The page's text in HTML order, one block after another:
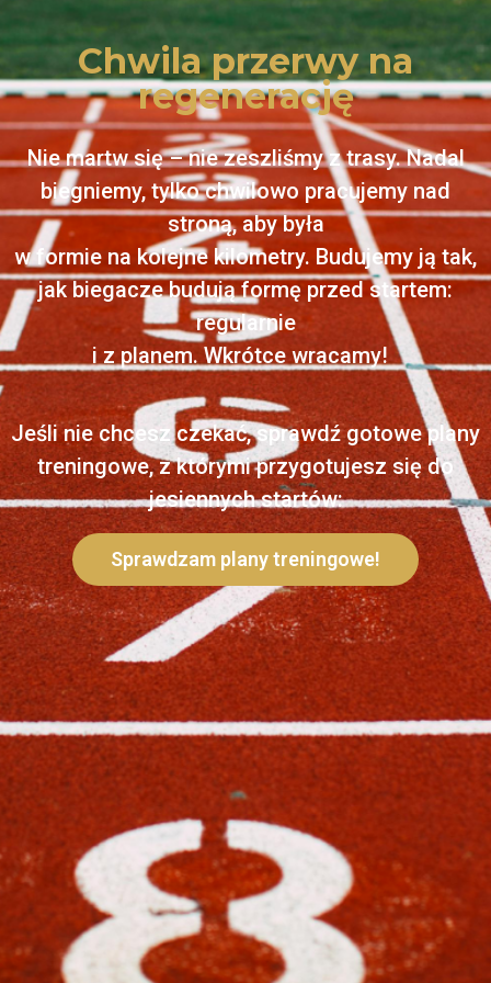
Chwila przerwy na
regenerację
Nie martw się – nie zeszliśmy z trasy. Nadal
biegniemy, tylko chwilowo pracujemy nad
stroną, aby była
w formie na kolejne kilometry. Budujemy ją tak,
jak biegacze budują formę przed startem:
regularnie
i z planem. Wkrótce wracamy!
Jeśli nie chcesz czekać, sprawdź gotowe plany
treningowe, z którymi przygotujesz się do
jesiennych startów:
Sprawdzam plany treningowe!